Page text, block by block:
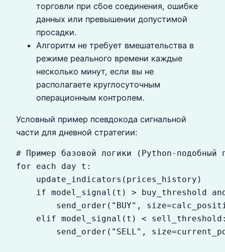
торговли при сбое соединения, ошибке
данных или превышении допустимой
просадки.
Алгоритм не требует вмешательства в
режиме реального времени каждые
несколько минут, если вы не
располагаете круглосуточным
операционным контролем.
Условный пример псевдокода сигнальной
части для дневной стратегии:
# Пример базовой логики (Python-подобный
for each day t:
    update_indicators(prices_history)
if model_signal(t) > buy_threshold
send_order("BUY",
elif model_signal(t) <